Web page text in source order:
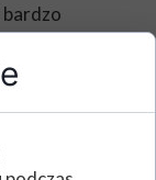
bardzo